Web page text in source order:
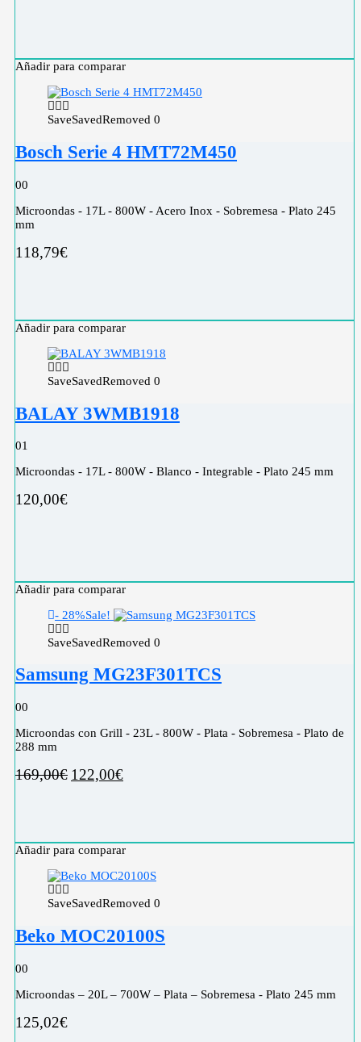
Añadir para comparar
SaveSavedRemoved 0
Bosch Serie 4 HMT72M450
00
Microondas - 17L - 800W - Acero Inox - Sobremesa - Plato 245
mm
118,79€
Añadir para comparar
SaveSavedRemoved 0
BALAY 3WMB1918
01
Microondas - 17L - 800W - Blanco - Integrable - Plato 245 mm
120,00€
Añadir para comparar
- 28%Sale!
SaveSavedRemoved 0
Samsung MG23F301TCS
00
Microondas con Grill - 23L - 800W - Plata - Sobremesa - Plato de
288 mm
169,00€ 122,00€
Añadir para comparar
SaveSavedRemoved 0
Beko MOC20100S
00
Microondas – 20L – 700W – Plata – Sobremesa - Plato 245 mm
125,02€